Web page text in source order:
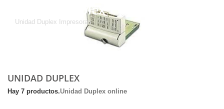
Unidad Duplex
Unidad Duplex Impresoras
UNIDAD DUPLEX
Hay 7 productos.Unidad Duplex online